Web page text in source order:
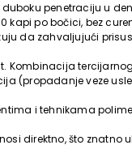
penetraciju u
kapi po bočici, bez
da zahvaljujući
Kombinacija
(propadanje veze
i tehnikama
direktno, što znatno